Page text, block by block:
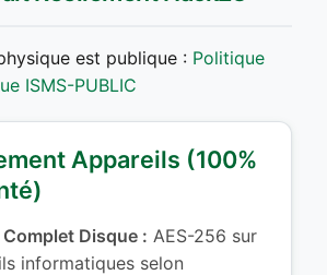
est publique : Politique
ISMS-PUBLIC
Appareils (100%
Disque : AES-256 sur
informatiques selon